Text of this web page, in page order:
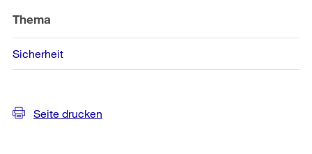
Thema
Sicherheit
Seite drucken